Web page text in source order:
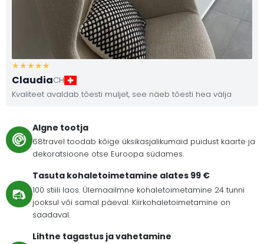
ClaudiaCH
Kvaliteet avaldab tõesti muljet, see näeb tõesti hea välja
Algne tootja
68travel toodab kõige üksikasjalikumaid puidust kaarte ja
dekoratsioone otse Euroopa südames.
Tasuta kohaletoimetamine alates 99 €
100 stiili laos. Ülemaailmne kohaletoimetamine 24 tunni
jooksul või samal päeval. Kiirkohaletoimetamine on
saadaval.
Lihtne tagastus ja vahetamine